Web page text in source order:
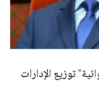
توزيع الإدارات